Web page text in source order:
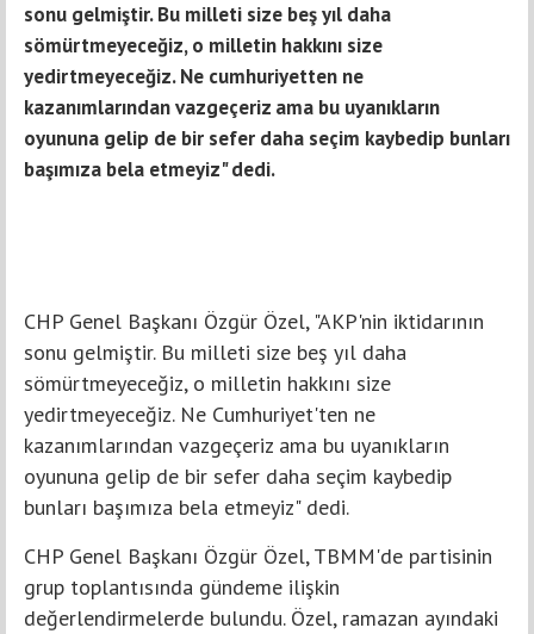
sonu gelmiştir. Bu milleti size beş yıl daha
sömürtmeyeceğiz, o milletin hakkını size
yedirtmeyeceğiz. Ne cumhuriyetten ne
kazanımlarından vazgeçeriz ama bu uyanıkların
oyununa gelip de bir sefer daha seçim kaybedip bunları
başımıza bela etmeyiz" dedi.
CHP Genel Başkanı Özgür Özel, "AKP'nin iktidarının
sonu gelmiştir. Bu milleti size beş yıl daha
sömürtmeyeceğiz, o milletin hakkını size
yedirtmeyeceğiz. Ne Cumhuriyet'ten ne
kazanımlarından vazgeçeriz ama bu uyanıkların
oyununa gelip de bir sefer daha seçim kaybedip
bunları başımıza bela etmeyiz" dedi.
CHP Genel Başkanı Özgür Özel, TBMM'de partisinin
grup toplantısında gündeme ilişkin
değerlendirmelerde bulundu. Özel, ramazan ayındaki